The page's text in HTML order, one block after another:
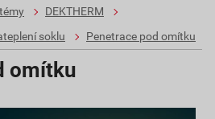
DEKTHERM
soklu
Penetrace pod omítku
omítku